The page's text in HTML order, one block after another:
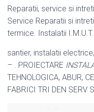
Reparatii, service si
Service Reparatii si
termice. Instalatii
santier, instalatii
– . PROIECTARE
TEHNOLOGICA, ABUR,
FABRICI TRI DEN SERV